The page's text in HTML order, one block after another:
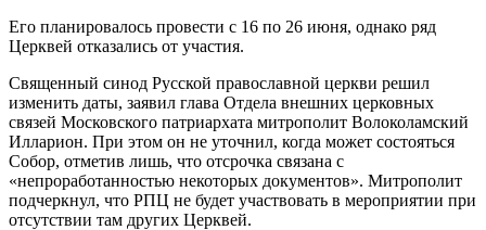
Его планировалось провести с 16 по 26 июня, однако ряд
Церквей отказались от участия.
Священный синод Русской православной церкви решил
изменить даты, заявил глава Отдела внешних церковных
связей Московского патриархата митрополит Волоколамский
Илларион. При этом он не уточнил, когда может состояться
Собор, отметив лишь, что отсрочка связана с
«непроработанностью некоторых документов». Митрополит
подчеркнул, что РПЦ не будет участвовать в мероприятии при
отсутствии там других Церквей.